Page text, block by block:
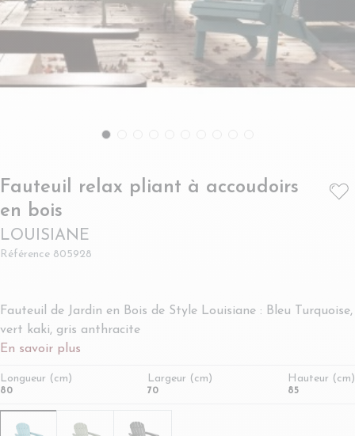
Fauteuil relax pliant à accoudoirs
en bois
LOUISIANE
Référence 805928
Fauteuil de Jardin en Bois de Style Louisiane : Bleu Turquoise,
vert kaki, gris anthracite
En savoir plus
Longueur (cm)
80
Largeur (cm)
70
Hauteur (cm)
85